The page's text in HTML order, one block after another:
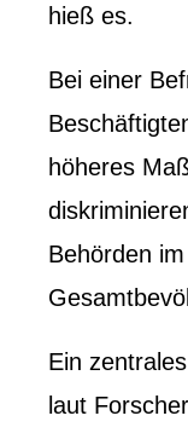
hieß es.
Bei einer
höheres
Behörden
Ein
laut